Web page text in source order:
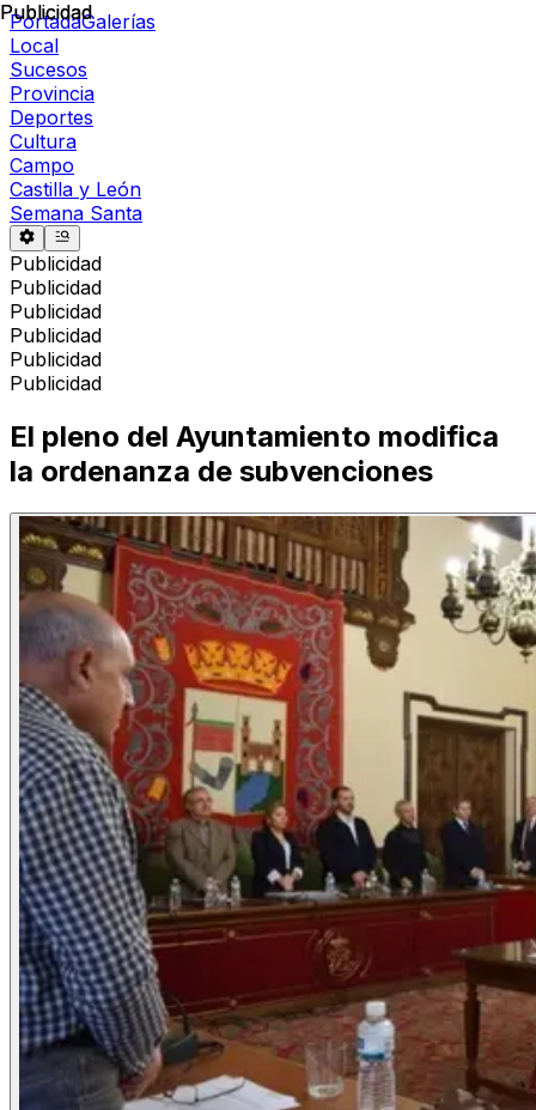
PortadaGalerías
Local
Sucesos
Provincia
Deportes
Cultura
Campo
Castilla y León
Semana Santa
Publicidad
Publicidad
Publicidad
Publicidad
Publicidad
Publicidad
Publicidad
El pleno del Ayuntamiento modifica
la ordenanza de subvenciones
Publicidad